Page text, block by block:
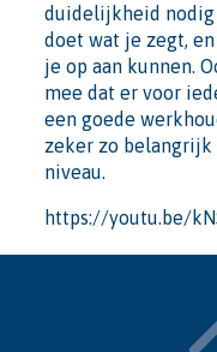
duidelijkheid
doet wat je zegt,
je op aan kunnen.
mee dat er voor
een goede
zeker zo
niveau.
https://youtu.be/